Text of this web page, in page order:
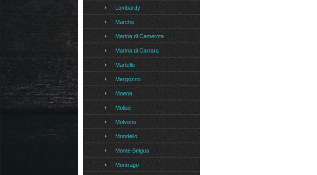
Lombardy
Marche
Marina di Camerota
Marina di Carrara
Martello
Mergozzo
Moena
Molise
Molveno
Mondello
Monte Beigua
Montrago